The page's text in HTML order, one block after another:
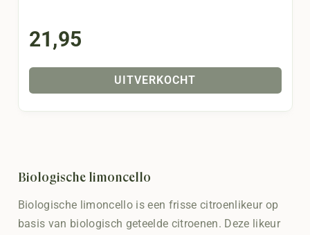
21,95
UITVERKOCHT
Biologische limoncello
Biologische limoncello is een frisse citroenlikeur op
basis van biologisch geteelde citroenen. Deze likeur